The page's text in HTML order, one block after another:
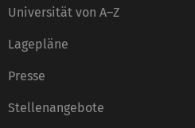
Universität von A–Z
Lagepläne
Presse
Stellenangebote